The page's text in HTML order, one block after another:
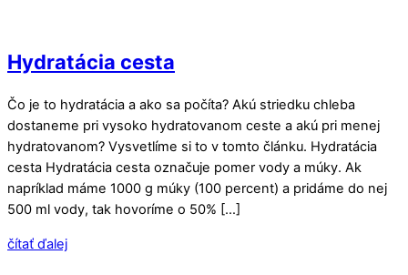
Hydratácia cesta
Čo je to hydratácia a ako sa počíta? Akú striedku chleba
dostaneme pri vysoko hydratovanom ceste a akú pri menej
hydratovanom? Vysvetlíme si to v tomto článku. Hydratácia
cesta Hydratácia cesta označuje pomer vody a múky. Ak
napríklad máme 1000 g múky (100 percent) a pridáme do nej
500 ml vody, tak hovoríme o 50% […]
čítať ďalej